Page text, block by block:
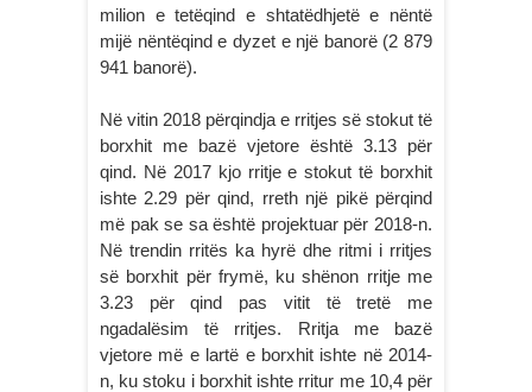
milion e tetëqind e shtatëdhjetë e nëntë
mijë nëntëqind e dyzet e një banorë (2 879
941 banorë).
Në vitin 2018 përqindja e rritjes së stokut të
borxhit me bazë vjetore është 3.13 për
qind. Në 2017 kjo rritje e stokut të borxhit
ishte 2.29 për qind, rreth një pikë përqind
më pak se sa është projektuar për 2018-n.
Në trendin rritës ka hyrë dhe ritmi i rritjes
së borxhit për frymë, ku shënon rritje me
3.23 për qind pas vitit të tretë me
ngadalësim të rritjes. Rritja me bazë
vjetore më e lartë e borxhit ishte në 2014-
n, ku stoku i borxhit ishte rritur me 10,4 për